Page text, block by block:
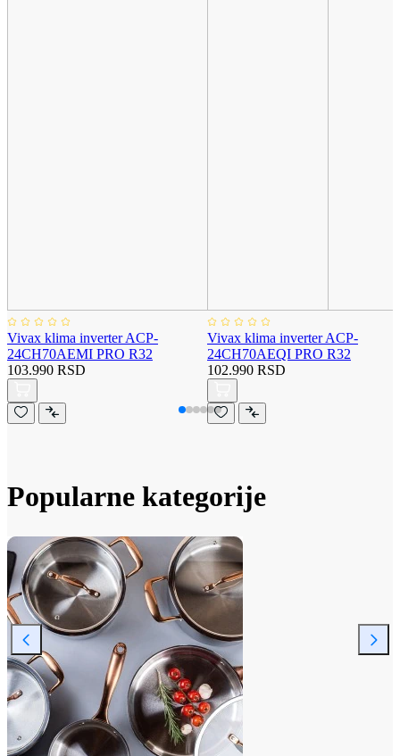
Vivax klima inverter ACP-
24CH70AEMI PRO R32
103.990 RSD
Vivax klima inverter ACP-
24CH70AEQI PRO R32
102.990 RSD
Popularne kategorije